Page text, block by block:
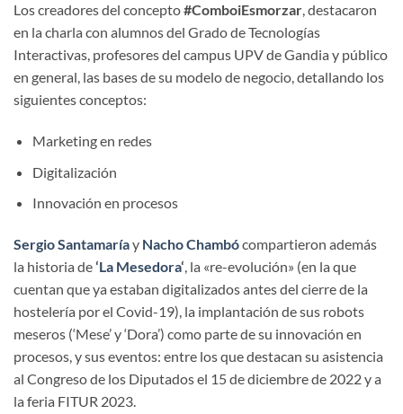
Los creadores del concepto#ComboiEsmorzar, destacaron
en la charla con alumnos del Grado de Tecnologías
Interactivas, profesores del campus UPV de Gandia y público
en general, las bases de su modelo de negocio, detallando los
siguientes conceptos:
Marketing en redes
Digitalización
Innovación en procesos
Sergio Santamaríay Nacho Chambócompartieron además
la historia de‘La Mesedora‘, la «re-evolución» (en la que
cuentan que ya estaban digitalizados antes del cierre de la
hostelería por el Covid-19), la implantación de sus robots
meseros (‘Mese’ y ‘Dora’) como parte de su innovación en
procesos, y sus eventos: entre los que destacan su asistencia
al Congreso de los Diputados el 15 de diciembre de 2022 y a
la feria FITUR 2023.